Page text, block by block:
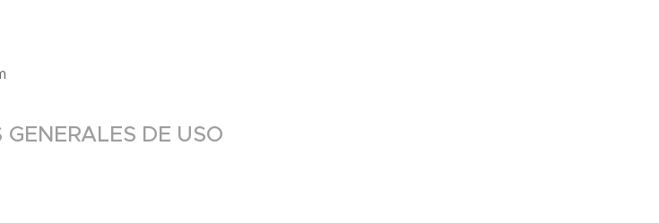
GENERALES DE USO